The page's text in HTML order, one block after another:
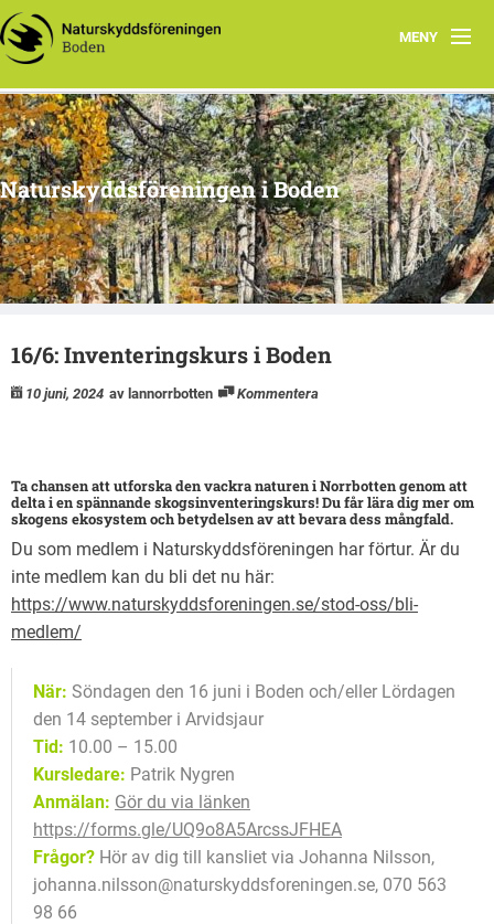
MENY
Hem
Om oss
Kontakta oss
Program
Årsmöte
Naturskyddsföreningen i Boden
16/6: Inventeringskurs i Boden
10 juni, 2024 av lannorrbotten Kommentera
Ta chansen att utforska den vackra naturen i Norrbotten genom att
delta i en spännande skogsinventeringskurs! Du får lära dig mer om
skogens ekosystem och betydelsen av att bevara dess mångfald.
Du som medlem i Naturskyddsföreningen har förtur. Är du
inte medlem kan du bli det nu här:
https://www.naturskyddsforeningen.se/stod-oss/bli-
medlem/
När: Söndagen den 16 juni i Boden och/eller Lördagen
den 14 september i Arvidsjaur
Tid: 10.00 – 15.00
Kursledare: Patrik Nygren
Anmälan: Gör du via länken
https://forms.gle/UQ9o8A5ArcssJFHEA
Frågor? Hör av dig till kansliet via Johanna Nilsson,
johanna.nilsson@naturskyddsforeningen.se, 070 563
98 66